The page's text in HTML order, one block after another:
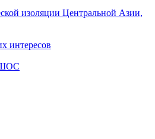
изоляции Центральной Азии,
интересов
ШОС